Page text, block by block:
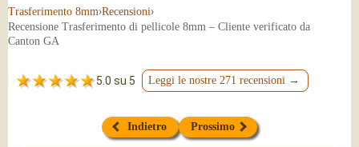
Tras­fe­ri­men­to 8mm›Recensioni›
Recensione Trasferimento di pellicole 8mm – Cliente verificato da
Canton GA
5.0 su 5 Leggi le nostre 271 recensioni →
Indietro Prossimo